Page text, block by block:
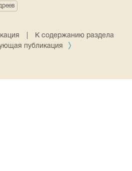
К содержанию раздела
публикация